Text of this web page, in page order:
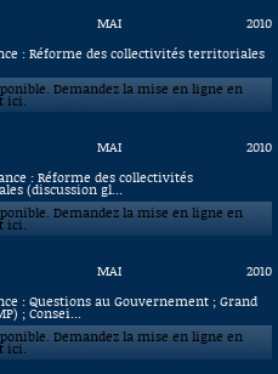
MAI
2010
: Réforme des collectivités territoriales
Demandez la mise en ligne en
ici.
MAI
2010
: Réforme des collectivités
(discussion gl...
Demandez la mise en ligne en
ici.
MAI
2010
: Questions au Gouvernement ; Grand
; Consei...
Demandez la mise en ligne en
ici.